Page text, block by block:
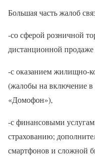
Большая часть жалоб
-со сферой розничной
дистанционной продаже
-с оказанием жилищно-
(жалобы на включение
«Домофон»),
-с финансовыми
страхованию;
смартфонов и сложной